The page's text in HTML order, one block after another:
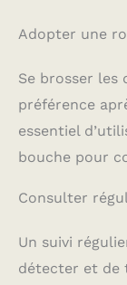
Adopter une
Se brosser les
préférence
essentiel
bouche pour
Consulter
Un suivi
détecter et de